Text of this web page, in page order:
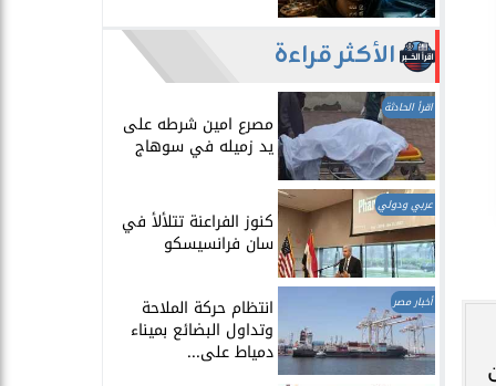
الأكثر قراءة
اقرأ الحادثة
مصرع امين شرطه على
يد زميله في سوهاج
عربي ودولي
​كنوز الفراعنة تتلألأ في
سان فرانسيسكو
أخبار مصر انتظام حركة الملاحة
وتداول البضائع بميناء
دمياط على...